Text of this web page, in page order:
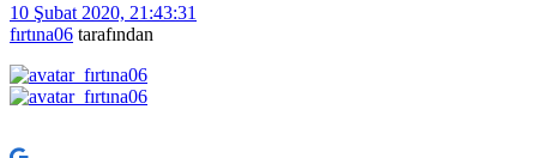
10 Şubat 2020, 21:43:31
fırtına06 tarafından